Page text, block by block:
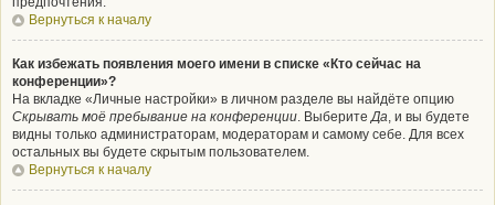
Вернуться к началу
Как избежать появления моего имени в списке «Кто сейчас на
конференции»?
На вкладке «Личные настройки» в личном разделе вы найдёте опцию
Скрывать моё пребывание на конференции. ВыберитеДа, и вы будете
видны только администраторам, модераторам и самому себе. Для всех
остальных вы будете скрытым пользователем.
Вернуться к началу